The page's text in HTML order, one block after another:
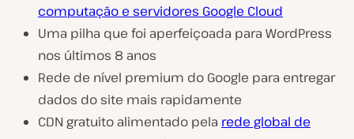
computação e servidores Google Cloud
Uma pilha que foi aperfeiçoada para WordPress
nos últimos 8 anos
Rede de nível premium do Google para entregar
dados do site mais rapidamente
CDN gratuito alimentado pela rede global de